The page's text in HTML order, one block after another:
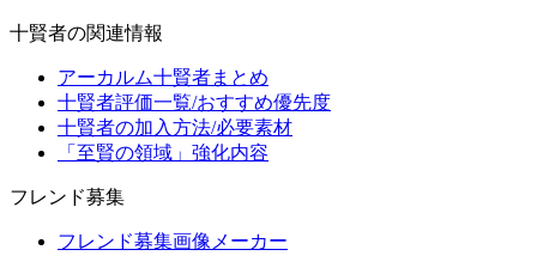
十賢者の関連情報
アーカルム十賢者まとめ
十賢者評価一覧/おすすめ優先度
十賢者の加入方法/必要素材
「至賢の領域」強化内容
フレンド募集
フレンド募集画像メーカー